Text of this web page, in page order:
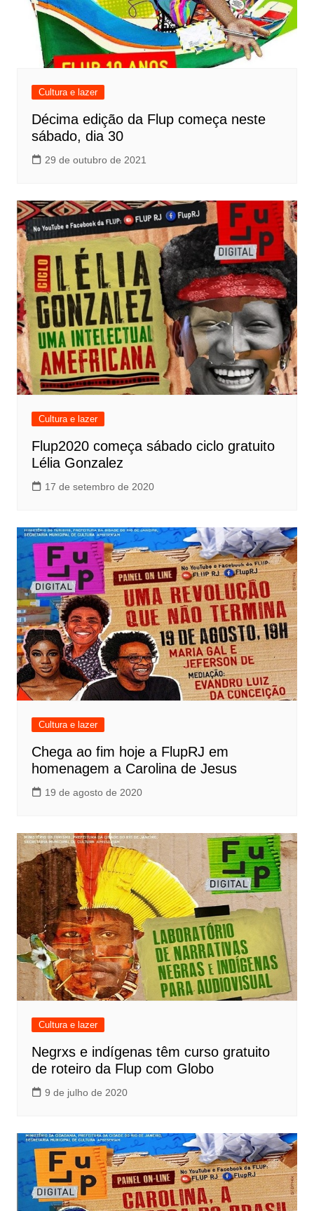
Cultura e lazer
Décima edição da Flup começa neste
sábado, dia 30
29 de outubro de 2021
Cultura e lazer
Flup2020 começa sábado ciclo gratuito
Lélia Gonzalez
17 de setembro de 2020
Cultura e lazer
Chega ao fim hoje a FlupRJ em
homenagem a Carolina de Jesus
19 de agosto de 2020
Cultura e lazer
Negrxs e indígenas têm curso gratuito
de roteiro da Flup com Globo
9 de julho de 2020